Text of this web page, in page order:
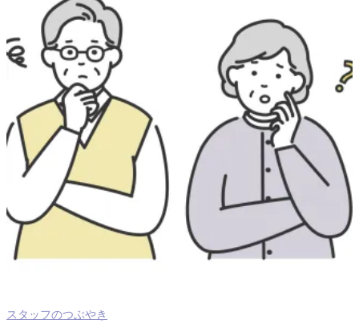
スタッフのつぶやき